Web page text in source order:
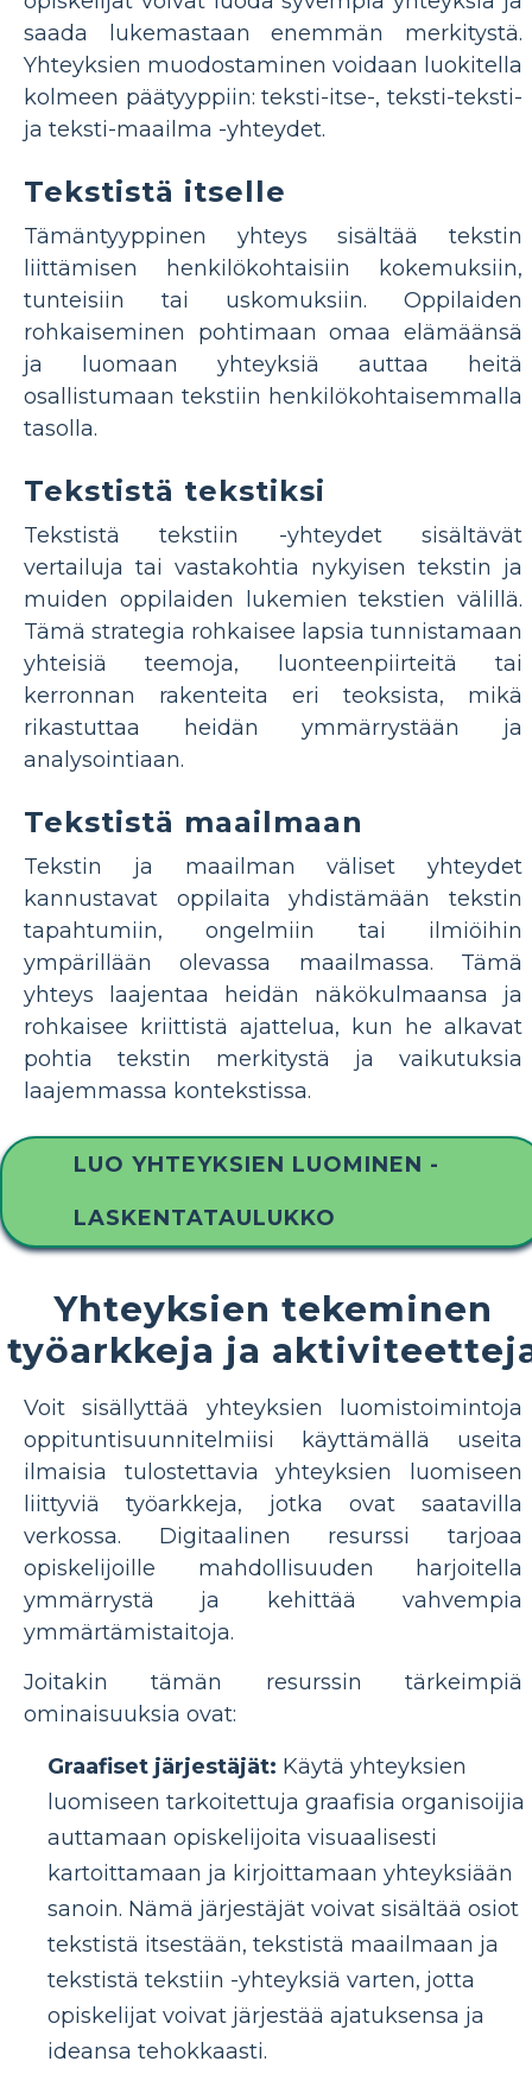
saada lukemastaan ​​enemmän merkitystä.
Yhteyksien muodostaminen voidaan luokitella
kolmeen päätyyppiin: teksti-itse-, teksti-teksti-
ja teksti-maailma -yhteydet.
Tekstistä itselle
Tämäntyyppinen yhteys sisältää tekstin
liittämisen henkilökohtaisiin kokemuksiin,
tunteisiin tai uskomuksiin. Oppilaiden
rohkaiseminen pohtimaan omaa elämäänsä
ja luomaan yhteyksiä auttaa heitä
osallistumaan tekstiin henkilökohtaisemmalla
tasolla.
Tekstistä tekstiksi
Tekstistä tekstiin -yhteydet sisältävät
vertailuja tai vastakohtia nykyisen tekstin ja
muiden oppilaiden lukemien tekstien välillä.
Tämä strategia rohkaisee lapsia tunnistamaan
yhteisiä teemoja, luonteenpiirteitä tai
kerronnan rakenteita eri teoksista, mikä
rikastuttaa heidän ymmärrystään ja
analysointiaan.
Tekstistä maailmaan
Tekstin ja maailman väliset yhteydet
kannustavat oppilaita yhdistämään tekstin
tapahtumiin, ongelmiin tai ilmiöihin
ympärillään olevassa maailmassa. Tämä
yhteys laajentaa heidän näkökulmaansa ja
rohkaisee kriittistä ajattelua, kun he alkavat
pohtia tekstin merkitystä ja vaikutuksia
laajemmassa kontekstissa.
LUO YHTEYKSIEN LUOMINEN -
LASKENTATAULUKKO
Yhteyksien tekeminen
työarkkeja ja
Voit sisällyttää yhteyksien luomistoimintoja
oppituntisuunnitelmiisi käyttämällä useita
ilmaisia ​​tulostettavia yhteyksien luomiseen
liittyviä työarkkeja, jotka ovat saatavilla
verkossa. Digitaalinen resurssi tarjoaa
opiskelijoille mahdollisuuden harjoitella
ymmärrystä ja kehittää vahvempia
ymmärtämistaitoja.
Joitakin tämän resurssin tärkeimpiä
ominaisuuksia ovat:
Graafiset järjestäjät: Käytä yhteyksien
luomiseen tarkoitettuja graafisia organisoijia
auttamaan opiskelijoita visuaalisesti
kartoittamaan ja kirjoittamaan yhteyksiään
sanoin. Nämä järjestäjät voivat sisältää osiot
tekstistä itsestään, tekstistä maailmaan ja
tekstistä tekstiin -yhteyksiä varten, jotta
opiskelijat voivat järjestää ajatuksensa ja
ideansa tehokkaasti.